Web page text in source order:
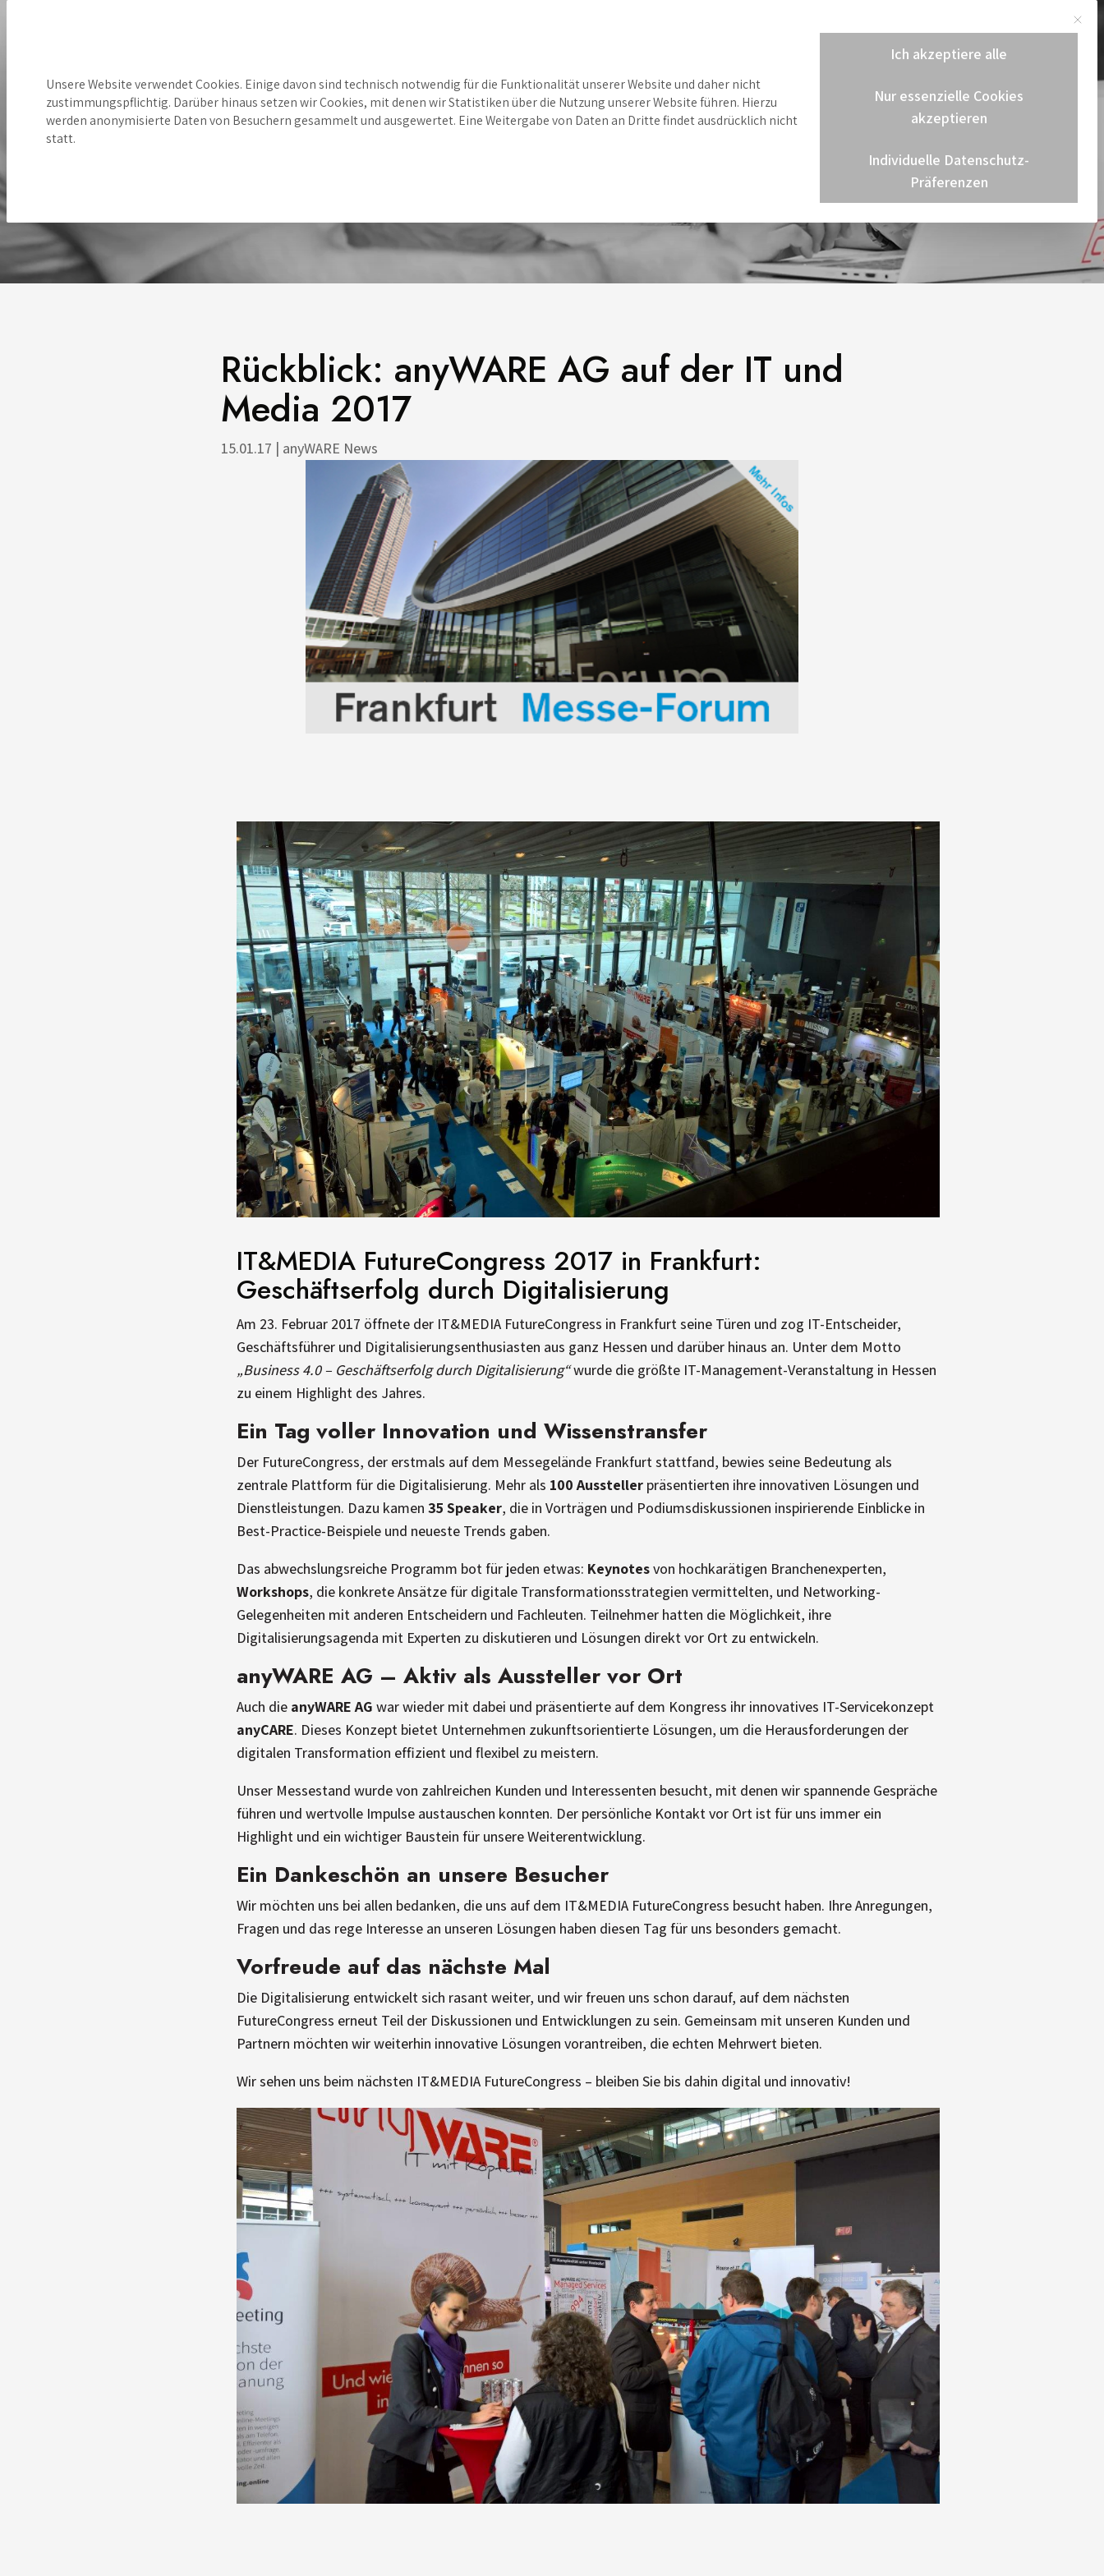
Aktuelles Kontakt
Rückblick: anyWARE AG auf der IT und
Media 2017
15.01.17 | anyWARE News
IT&MEDIA FutureCongress 2017 in Frankfurt:
Geschäftserfolg durch Digitalisierung
Am 23. Februar 2017 öffnete der IT&MEDIA FutureCongress in Frankfurt seine Türen und zog IT-Entscheider,
Geschäftsführer und Digitalisierungsenthusiasten aus ganz Hessen und darüber hinaus an. Unter dem Motto
„Business 4.0 – Geschäftserfolg durch Digitalisierung“wurde die größte IT-Management-Veranstaltung in Hessen
zu einem Highlight des Jahres.
Ein Tag voller Innovation und Wissenstransfer
Der FutureCongress, der erstmals auf dem Messegelände Frankfurt stattfand, bewies seine Bedeutung als
zentrale Plattform für die Digitalisierung. Mehr als 100 Ausstellerpräsentierten ihre innovativen Lösungen und
Dienstleistungen. Dazu kamen 35 Speaker, die in Vorträgen und Podiumsdiskussionen inspirierende Einblicke in
Best-Practice-Beispiele und neueste Trends gaben.
Das abwechslungsreiche Programm bot für jeden etwas: Keynotesvon hochkarätigen Branchenexperten,
Workshops, die konkrete Ansätze für digitale Transformationsstrategien vermittelten, und Networking-
Gelegenheiten mit anderen Entscheidern und Fachleuten. Teilnehmer hatten die Möglichkeit, ihre
Digitalisierungsagenda mit Experten zu diskutieren und Lösungen direkt vor Ort zu entwickeln.
anyWARE AG – Aktiv als Aussteller vor Ort
Auch die anyWARE AG war wieder mit dabei und präsentierte auf dem Kongress ihr innovatives IT-Servicekonzept
anyCARE. Dieses Konzept bietet Unternehmen zukunftsorientierte Lösungen, um die Herausforderungen der
digitalen Transformation effizient und flexibel zu meistern.
Unser Messestand wurde von zahlreichen Kunden und Interessenten besucht, mit denen wir spannende Gespräche
führen und wertvolle Impulse austauschen konnten. Der persönliche Kontakt vor Ort ist für uns immer ein
Highlight und ein wichtiger Baustein für unsere Weiterentwicklung.
Ein Dankeschön an unsere Besucher
Wir möchten uns bei allen bedanken, die uns auf dem IT&MEDIA FutureCongress besucht haben. Ihre Anregungen,
Fragen und das rege Interesse an unseren Lösungen haben diesen Tag für uns besonders gemacht.
Vorfreude auf das nächste Mal
Die Digitalisierung entwickelt sich rasant weiter, und wir freuen uns schon darauf, auf dem nächsten
FutureCongress erneut Teil der Diskussionen und Entwicklungen zu sein. Gemeinsam mit unseren Kunden und
Partnern möchten wir weiterhin innovative Lösungen vorantreiben, die echten Mehrwert bieten.
Wir sehen uns beim nächsten IT&MEDIA FutureCongress – bleiben Sie bis dahin digital und innovativ!
Mit
Hinweis zu Cookies
Unsere Website verwendet Cookies. Einige davon sind technisch notwendig für die Funktionalität unserer Website und daher nicht
zustimmungspflichtig. Darüber hinaus setzen wir Cookies, mit denen wir Statistiken über die Nutzung unserer Website führen. Hierzu
werden anonymisierte Daten von Besuchern gesammelt und ausgewertet. Eine Weitergabe von Daten an Dritte findet ausdrücklich nicht
statt.
Ich akzeptiere alle
Nur essenzielle Cookies
akzeptieren
Individuelle Datenschutz-
Präferenzen